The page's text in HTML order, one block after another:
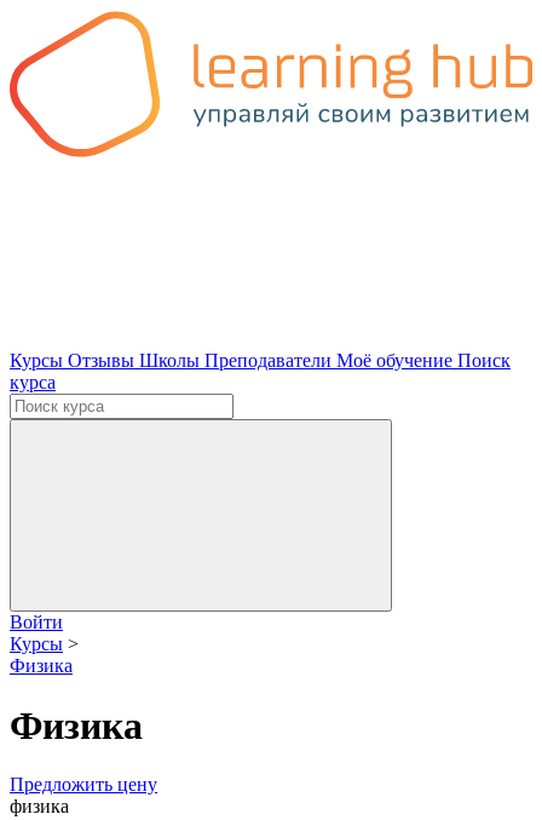
Курсы Отзывы Школы Преподаватели Моё обучение Поиск
курса
Войти
Курсы >
Физика
Физика
Предложить цену
физика